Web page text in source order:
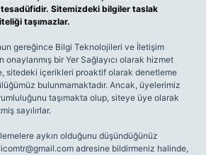
Sitemizdeki bilgiler taslak
taşımazlar.
gereğince Bilgi Teknolojileri ve İletişim
onaylanmış bir Yer Sağlayıcı olarak hizmet
sitedeki içerikleri proaktif olarak denetleme
bulunmamaktadır. Ancak, üyelerimiz
taşımakta olup, siteye üye olarak
sayılırlar.
aykırı olduğunu düşündüğünüz
adresine bildirmeniz halinde,